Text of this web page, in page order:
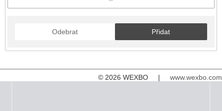
Odebrat Přidat
© 2026 WEXBO | www.wexbo.com